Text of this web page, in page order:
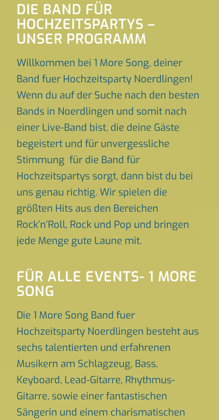
DIE BAND FÜR
HOCHZEITSPARTYS –
UNSER PROGRAMM
Willkommen bei 1 More Song, deiner
Band fuer Hochzeitsparty Noerdlingen!
Wenn du auf der Suche nach den besten
Bands in Noerdlingen und somit nach
einer Live-Band bist, die deine Gäste
begeistert und für unvergessliche
Stimmung für die Band für
Hochzeitspartys sorgt, dann bist du bei
uns genau richtig. Wir spielen die
größten Hits aus den Bereichen
Rock’n’Roll, Rock und Pop und bringen
jede Menge gute Laune mit.
FÜR ALLE EVENTS- 1 MORE
SONG
Die 1 More Song Band fuer
Hochzeitsparty Noerdlingen besteht aus
sechs talentierten und erfahrenen
Musikern am Schlagzeug, Bass,
Keyboard, Lead-Gitarre, Rhythmus-
Gitarre, sowie einer fantastischen
Sängerin und einem charismatischen